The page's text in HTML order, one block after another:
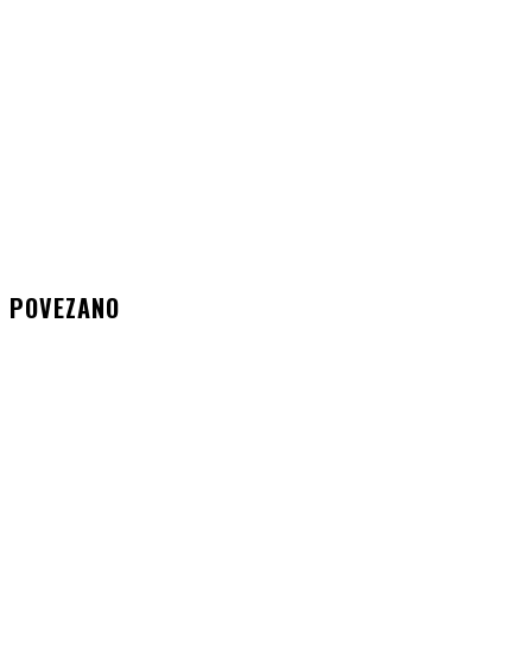
POVEZANO